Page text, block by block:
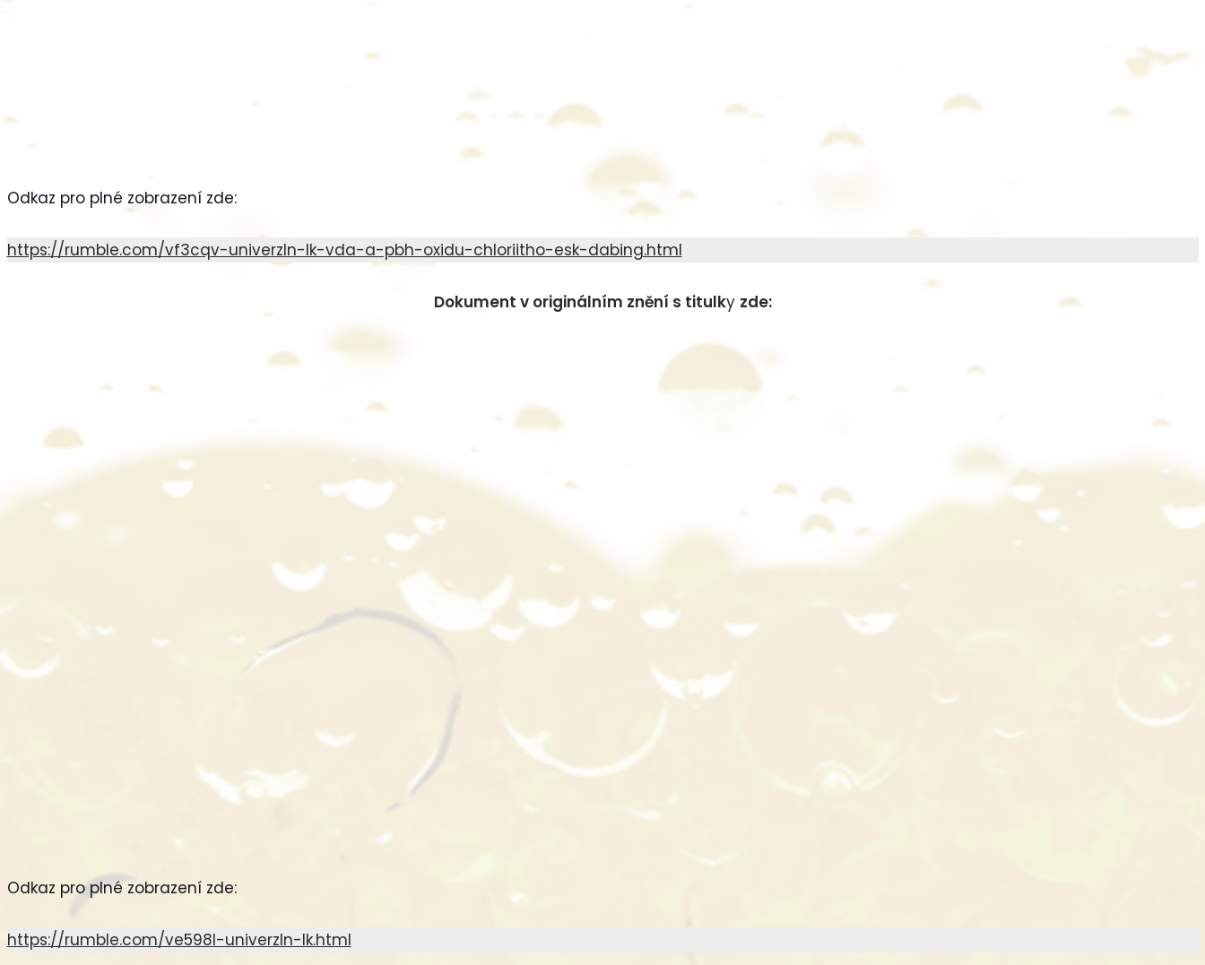
Odkaz pro plné zobrazení zde:
https://rumble.com/vf3cqv-univerzln-lk-vda-a-pbh-oxidu-chloriitho-esk-dabing.html
Dokument v originálním znění s titulky zde:
Odkaz pro plné zobrazení zde:
https://rumble.com/ve598l-univerzln-lk.html